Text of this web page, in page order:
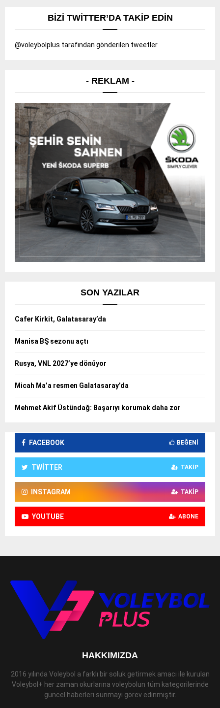
BIZI TWITTER’DA TAKIP EDIN
@voleybolplus tarafından gönderilen tweetler
- REKLAM -
SON YAZILAR
Cafer Kirkit, Galatasaray’da
Manisa BŞ sezonu açtı
Rusya, VNL 2027’ye dönüyor
Micah Ma’a resmen Galatasaray’da
Mehmet Akif Üstündağ: Başarıyı korumak daha zor
FACEBOOK BEĞENI
TWITTER TAKIP
INSTAGRAM TAKIP
YOUTUBE ABONE
HAKKIMIZDA
2016 yılında Voleybol a farklı bir soluk getirmek amacı ile kurulan
Voleybol+ her zaman okurlarına voleybolun tüm kategorilerinde
güncel haberleri sunmayı görev edinmiştir.